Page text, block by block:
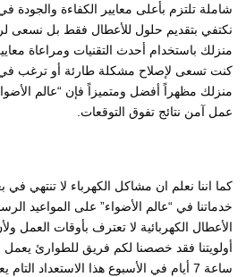
شاملة تلتزم بأعلى معايير الكفاءة والجودة
نكتفي بتقديم حلول للأعطال فقط بل نسعى
منزلك باستخدام أحدث التقنيات ومراعاة
كنت تسعى لإصلاح مشكلة طارئة أو ترغب في
منزلك مظهراً أفضل ومتميزاً فإن “عالم
عمل آمن نتائج تفوق التوقعات.
كما اننا نعلم ان مشاكل الكهرباء لا تنتهي في
خدماتنا في “عالم الأضواء” على المواعيد
الأعطال الكهربائية لا تعترف بأوقات العمل
ساعة 7 أيام في الأسبوع هذا الاستعداد